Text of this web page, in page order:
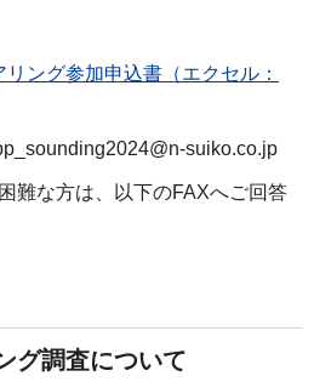
ング参加申込書（エクセル：
suiko.co.jp
難な方は、以下のFAXへご回答
グ調査について